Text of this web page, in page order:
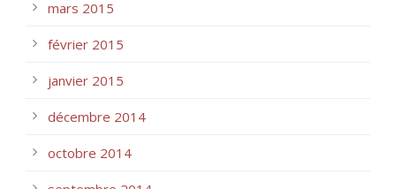
mars 2015
février 2015
janvier 2015
décembre 2014
octobre 2014